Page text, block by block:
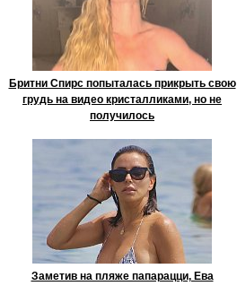
Бритни Спирс попыталась прикрыть свою
грудь на видео кристалликами, но не
получилось
Заметив на пляже папарацци, Ева